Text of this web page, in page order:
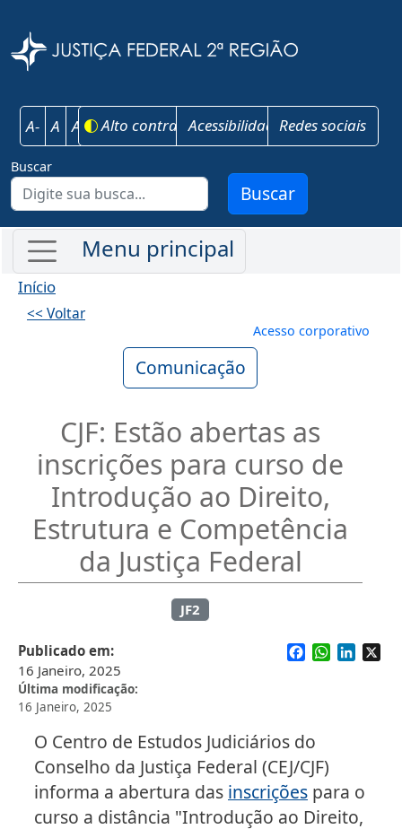
A- A A+ Alto contrasteAcessibilidadeRedes sociais
Buscar
Buscar
Início
<< Voltar
Menu de
Acesso corporativo
Comunicação
CJF: Estão abertas as
inscrições para curso de
Introdução ao Direito,
Estrutura e Competência
da Justiça Federal
JF2
Publicado em
16 Janeiro, 2025
Última modificação
16 Janeiro, 2025
Facebook
WhatsApp
O Centro de Estudos Judiciários do
Conselho da Justiça Federal (CEJ/CJF)
informa a abertura das inscrições para o
curso a distância "Introdução ao Direito,